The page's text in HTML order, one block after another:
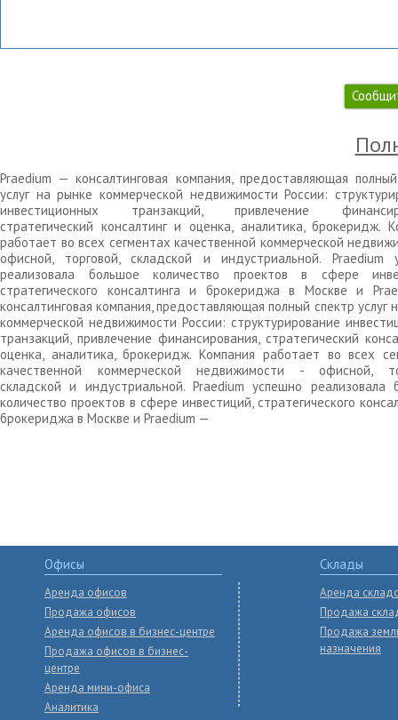
Praedium — консалтинговая компания, предоставляющая
услуг на рынке коммерческой недвижимости России:
инвестиционных транзакций, привлечение
стратегический консалтинг и оценка, аналитика, брокеридж.
работает во всех сегментах качественной коммерческой
офисной, торговой, складской и индустриальной. Praedium
реализовала большое количество проектов в сфере
стратегического консалтинга и брокериджа в Москве и
консалтинговая компания, предоставляющая полный спектр услуг
коммерческой недвижимости России: структурирование
транзакций, привлечение финансирования, стратегический
оценка, аналитика, брокеридж. Компания работает во всех
качественной коммерческой недвижимости - офисной,
складской и индустриальной. Praedium успешно реализовала
количество проектов в сфере инвестиций, стратегического
брокериджа в Москве и Praedium —
Офисы
Аренда офисов
Продажа офисов
Аренда офисов в бизнес-центре
Продажа офисов в бизнес-
центре
Аренда мини-офиса
Аналитика
Склады
Аренда
Продажа
Продажа
назначения